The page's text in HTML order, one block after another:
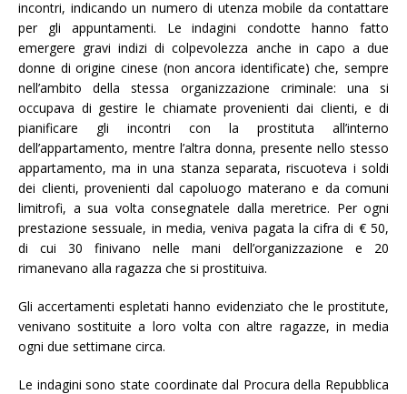
incontri, indicando un numero di utenza mobile da contattare
per gli appuntamenti. Le indagini condotte hanno fatto
emergere gravi indizi di colpevolezza anche in capo a due
donne di origine cinese (non ancora identificate) che, sempre
nell’ambito della stessa organizzazione criminale: una si
occupava di gestire le chiamate provenienti dai clienti, e di
pianificare gli incontri con la prostituta all’interno
dell’appartamento, mentre l’altra donna, presente nello stesso
appartamento, ma in una stanza separata, riscuoteva i soldi
dei clienti, provenienti dal capoluogo materano e da comuni
limitrofi, a sua volta consegnatele dalla meretrice. Per ogni
prestazione sessuale, in media, veniva pagata la cifra di € 50,
di cui 30 finivano nelle mani dell’organizzazione e 20
rimanevano alla ragazza che si prostituiva.
Gli accertamenti espletati hanno evidenziato che le prostitute,
venivano sostituite a loro volta con altre ragazze, in media
ogni due settimane circa.
Le indagini sono state coordinate dal Procura della Repubblica